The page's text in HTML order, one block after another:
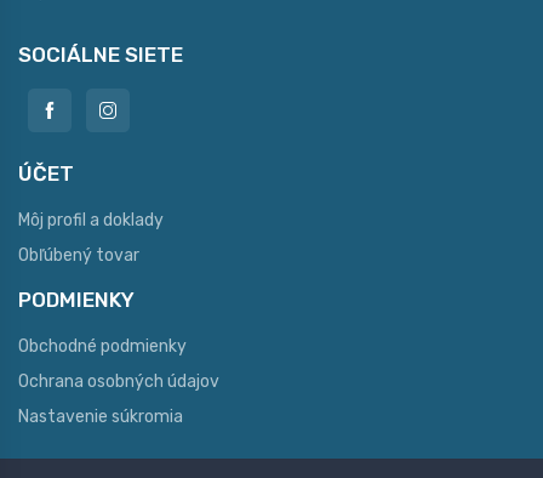
SOCIÁLNE SIETE
ÚČET
Môj profil a doklady
Obľúbený tovar
PODMIENKY
Obchodné podmienky
Ochrana osobných údajov
Nastavenie súkromia